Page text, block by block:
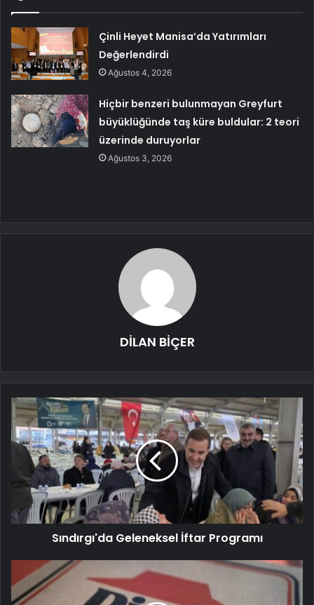
Çinli Heyet Manisa’da Yatırımları
Değerlendirdi
Ağustos 4, 2026
Hiçbir benzeri bulunmayan Greyfurt
büyüklüğünde taş küre buldular: 2 teori
üzerinde duruyorlar
Ağustos 3, 2026
DİLAN BİÇER
Sındırgı'da Geleneksel İftar Programı